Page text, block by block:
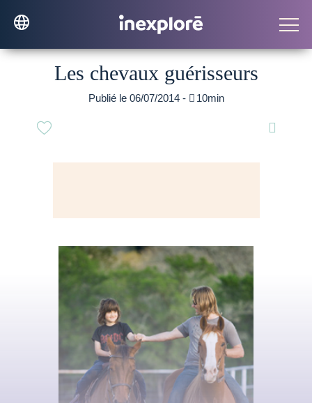
Les chevaux guérisseurs
Publié le 06/07/2014 -  10min
